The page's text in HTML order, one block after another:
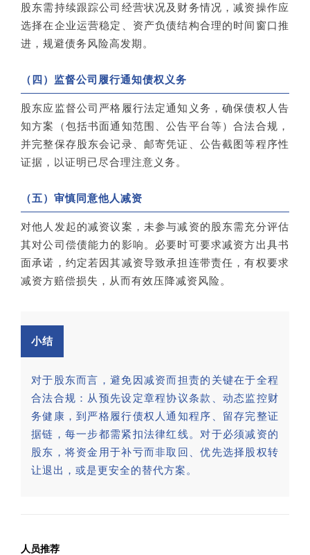
股东需持续跟踪公司经营状况及财务情况，减资操作应
选择在企业运营稳定、资产负债结构合理的时间窗口推
进，规避债务风险高发期。
（四）监督公司履行通知债权义务
股东应监督公司严格履行法定通知义务，确保债权人告
知方案（包括书面通知范围、公告平台等）合法合规，
并完整保存股东会记录、邮寄凭证、公告截图等程序性
证据，以证明已尽合理注意义务。
（五）审慎同意他人减资
对他人发起的减资议案，未参与减资的股东需充分评估
其对公司偿债能力的影响。必要时可要求减资方出具书
面承诺，约定若因其减资导致承担连带责任，有权要求
减资方赔偿损失，从而有效压降减资风险。
小结
对于股东而言，避免因减资而担责的关键在于全程
合法合规：从预先设定章程协议条款、动态监控财
务健康，到严格履行债权人通知程序、留存完整证
据链，每一步都需紧扣法律红线。对于必须减资的
股东，将资金用于补亏而非取回、优先选择股权转
让退出，或是更安全的替代方案。
人员推荐